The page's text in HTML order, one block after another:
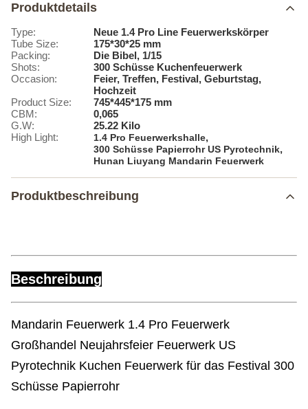
Produktdetails
Type:
Neue 1.4 Pro Line Feuerwerkskörper
Tube Size:
175*30*25 mm
Packing:
Die Bibel, 1/15
Shots:
300 Schüsse Kuchenfeuerwerk
Occasion:
Feier, Treffen, Festival, Geburtstag,
Hochzeit
Product Size:
745*445*175 mm
CBM:
0,065
G.W:
25.22 Kilo
High Light:
1.4 Pro Feuerwerkshalle,
300 Schüsse Papierrohr US Pyrotechnik,
Hunan Liuyang Mandarin Feuerwerk
Produktbeschreibung
Beschreibung
Mandarin Feuerwerk 1.4 Pro Feuerwerk
Großhandel Neujahrsfeier Feuerwerk US
Pyrotechnik Kuchen Feuerwerk für das Festival 300
Schüsse Papierrohr